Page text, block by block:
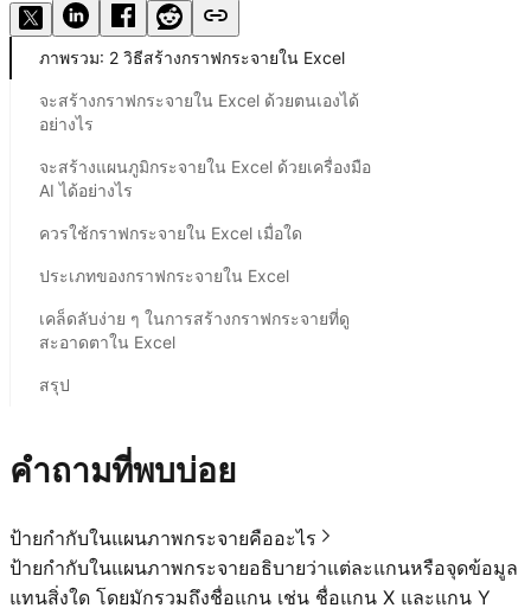
ภาพรวม: 2 วิธีสร้างกราฟกระจายใน Excel
จะสร้างกราฟกระจายใน Excel ด้วยตนเองได้
อย่างไร
จะสร้างแผนภูมิกระจายใน Excel ด้วยเครื่องมือ
AI ได้อย่างไร
ควรใช้กราฟกระจายใน Excel เมื่อใด
ประเภทของกราฟกระจายใน Excel
เคล็ดลับง่าย ๆ ในการสร้างกราฟกระจายที่ดู
สะอาดตาใน Excel
สรุป
คำถามที่พบบ่อย
ป้ายกำกับในแผนภาพกระจายคืออะไร
ป้ายกำกับในแผนภาพกระจายอธิบายว่าแต่ละแกนหรือจุดข้อมูล
แทนสิ่งใด โดยมักรวมถึงชื่อแกน เช่น ชื่อแกน X และแกน Y